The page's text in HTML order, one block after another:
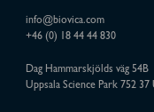
info@biovica.com
+46 (0) 18 44 44 830
Dag Hammarskjölds väg 54B
Uppsala Science Park 752 37